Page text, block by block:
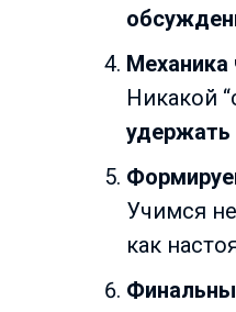
Механика
Никакой
удержать
Учимся
как